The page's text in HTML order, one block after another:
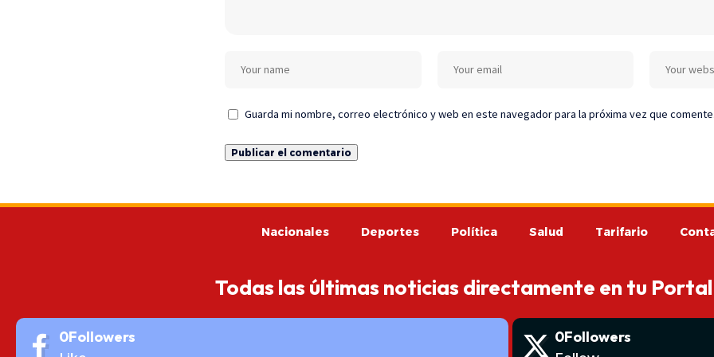
Guarda mi nombre, correo electrónico y web en este navegador para la próxima vez que comente.
Nacionales Deportes Política Salud Tarifario
Todas las últimas noticias directamente en tu
0Followers 0Followers